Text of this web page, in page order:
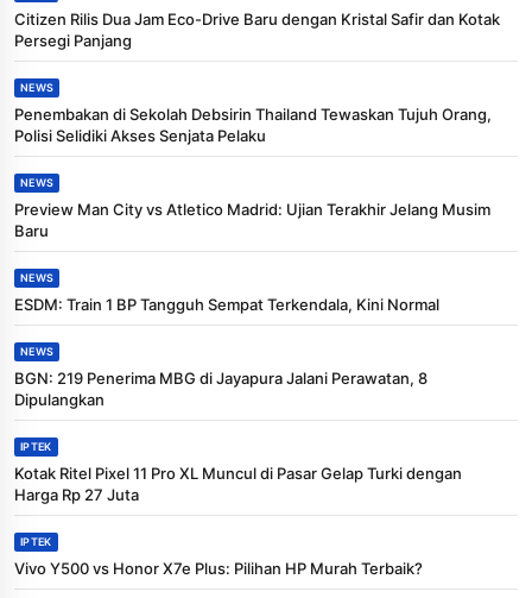
Citizen Rilis Dua Jam Eco-Drive Baru dengan Kristal Safir dan Kotak
Persegi Panjang
NEWS
Penembakan di Sekolah Debsirin Thailand Tewaskan Tujuh Orang,
Polisi Selidiki Akses Senjata Pelaku
NEWS
Preview Man City vs Atletico Madrid: Ujian Terakhir Jelang Musim
Baru
NEWS
ESDM: Train 1 BP Tangguh Sempat Terkendala, Kini Normal
NEWS
BGN: 219 Penerima MBG di Jayapura Jalani Perawatan, 8
Dipulangkan
IPTEK
Kotak Ritel Pixel 11 Pro XL Muncul di Pasar Gelap Turki dengan
Harga Rp 27 Juta
IPTEK
Vivo Y500 vs Honor X7e Plus: Pilihan HP Murah Terbaik?